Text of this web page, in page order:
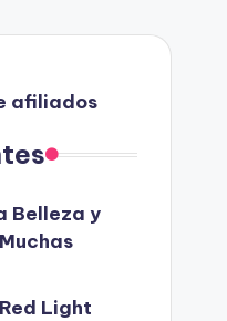
afiliados
Belleza y
Light